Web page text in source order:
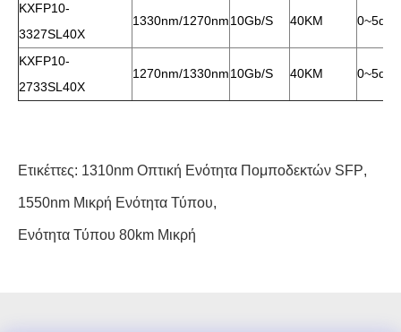
KXFP10-
3327SL40X
1330nm/1270nm10Gb/s 40KM
KXFP10-
2733SL40X
1270nm/1330nm10Gb/s 40KM
Ετικέττες: 1310nm Οπτική Ενότητα Πομποδεκτών SFP,
1550nm Μικρή Ενότητα Τύπου,
Ενότητα Τύπου 80km Μικρή